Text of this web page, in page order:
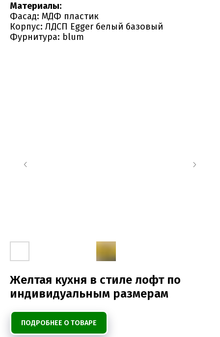
Материалы:
Фасад: МДФ пластик
Корпус: ЛДСП Egger белый базовый
Фурнитура: blum
Желтая кухня в стиле лофт по
индивидуальным размерам
ПОДРОБНЕЕ О ТОВАРЕ